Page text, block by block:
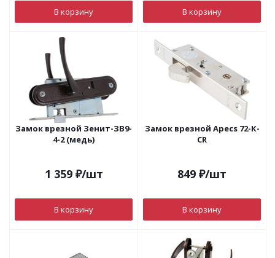
В корзину В корзину
Замок врезной Зенит-ЗВ9-
4-2 (медь)
1 359₽/шт
В корзину
Замок врезной Apecs 72-К-
CR
849 ₽/шт
В корзину